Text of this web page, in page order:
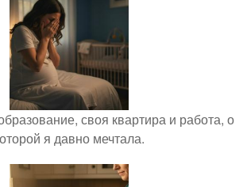
своя квартира и работа, о
я давно мечтала.